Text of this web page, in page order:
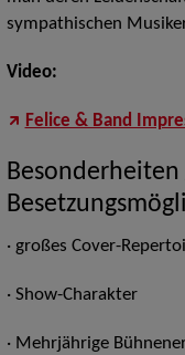
sympathischen
Video:
Felice & Band
· großes Cover-
· Show-Charakter
· Mehrjährige